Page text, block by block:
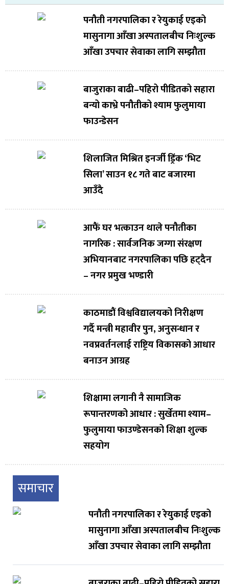
पनौती नगरपालिका र रेयुकाई एइको
मासुनागा आँखा अस्पतालबीच निःशुल्क
आँखा उपचार सेवाका लागि सम्झौता
बाजुराका बाढी–पहिरो पीडितको सहारा
बन्यो काभ्रे पनौतीको श्याम फुलुमाया
फाउन्डेसन
शिलाजित मिश्रित इनर्जी ड्रिंक ‘भिट
सिला’ साउन १८ गते बाट बजारमा
आउँदै
आफैं घर भत्काउन थाले पनौतीका
नागरिक : सार्वजनिक जग्गा संरक्षण
अभियानबाट नगरपालिका पछि हट्दैन
– नगर प्रमुख भण्डारी
काठमाडौं विश्वविद्यालयको निरीक्षण
गर्दै मन्त्री महावीर पुन, अनुसन्धान र
नवप्रवर्तनलाई राष्ट्रिय विकासको आधार
बनाउन आग्रह
शिक्षामा लगानी नै सामाजिक
रूपान्तरणको आधार : सुर्खेतमा श्याम–
फुलुमाया फाउण्डेसनको शिक्षा शुल्क
सहयोग
समाचार
पनौती नगरपालिका र रेयुकाई एइको
मासुनागा आँखा अस्पतालबीच निःशुल्क
आँखा उपचार सेवाका लागि सम्झौता